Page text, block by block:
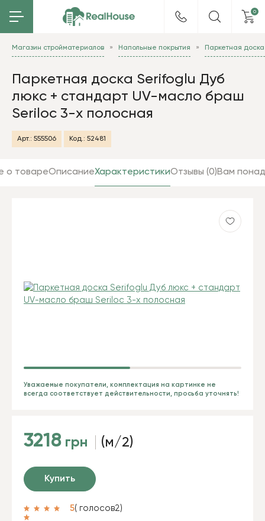
0
Магазин стройматериалов Напольные покрытия Паркетная
Паркетная доска Serifoglu Дуб
люкс + стандарт UV-масло браш
Seriloc 3-х полосная
Арт.: 555506 Код.: 52481
о товареОписаниеХарактеристикиОтзывы (0)Вам
Уважаемые покупатели, комплектация на картинке не
всегда соответствует действительности, просьба уточнять!
3218 грн (м/2)
Купить
5( голосов2)